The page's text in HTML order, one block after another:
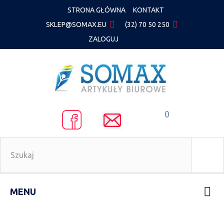
STRONA GŁÓWNA
KONTAKT
SKLEP@SOMAX.EU
(32) 70 50 250
ZALOGUJ
0
MENU